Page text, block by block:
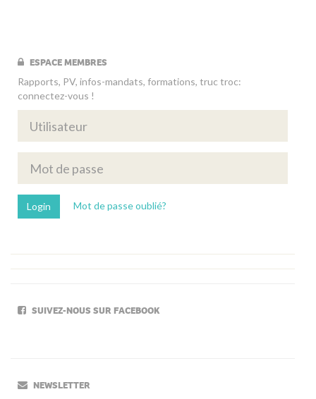
ESPACE MEMBRES
Rapports, PV, infos-mandats, formations, truc troc:
connectez-vous !
Mot de passe oublié?
SUIVEZ-NOUS SUR FACEBOOK
NEWSLETTER